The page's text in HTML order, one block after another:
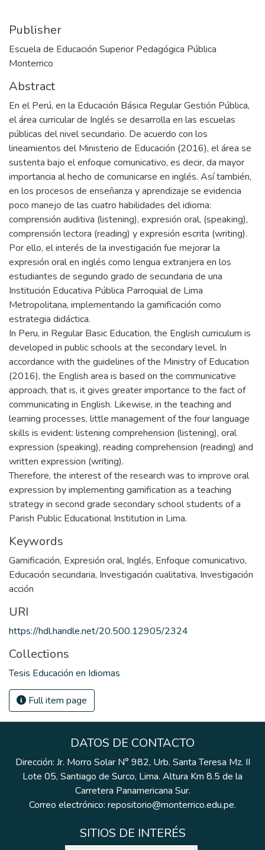
Publisher
Escuela de Educación Superior Pedagógica Pública
Monterrico
Abstract
En el Perú, en la Educación Básica Regular Gestión Pública,
el área curricular de Inglés se desarrolla en las escuelas
públicas del nivel secundario. De acuerdo con los
lineamientos del Ministerio de Educación (2016), el área se
sustenta bajo el enfoque comunicativo, es decir, da mayor
importancia al hecho de comunicarse en inglés. Así también,
en los procesos de enseñanza y aprendizaje se evidencia
poco manejo de las cuatro habilidades del idioma:
comprensión auditiva (listening), expresión oral, (speaking),
comprensión lectora (reading) y expresión escrita (writing).
Por ello, el interés de la investigación fue mejorar la
expresión oral en inglés como lengua extranjera en los
estudiantes de segundo grado de secundaria de una
Institución Educativa Pública Parroquial de Lima
Metropolitana, implementando la gamificación como
estrategia didáctica.
In Peru, in Regular Basic Education, the English curriculum is
developed in public schools at the secondary level. In
accordance with the guidelines of the Ministry of Education
(2016), the English area is based on the communicative
approach, that is, it gives greater importance to the fact of
communicating in English. Likewise, in the teaching and
learning processes, little management of the four language
skills is evident: listening comprehension (listening), oral
expression (speaking), reading comprehension (reading) and
written expression (writing).
Therefore, the interest of the research was to improve oral
expression by implementing gamification as a teaching
strategy in second grade secondary school students of a
Parish Public Educational Institution in Lima.
Keywords
Gamificación, Expresión oral, Inglés, Enfoque comunicativo,
Educación secundaria, Investigación cualitativa, Investigación
acción
URI
https://hdl.handle.net/20.500.12905/2324
Collections
Tesis Educación en Idiomas
Full item page
DATOS DE CONTACTO
Dirección: Jr. Morro Solar N° 982, Urb. Santa Teresa Mz. II
Lote 05, Santiago de Surco, Lima. Altura Km 8.5 de la
Carretera Panamericana Sur.
Correo electrónico: repositorio@monterrico.edu.pe.
SITIOS DE INTERÉS